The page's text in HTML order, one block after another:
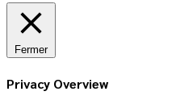
Fermer
Privacy Overview